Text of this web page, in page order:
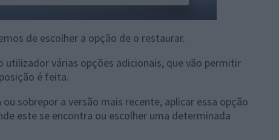
de escolher a opção de o restaurar.
utilizador várias opções adicionais, que vão permitir
é feita.
sobrepor a versão mais recente, aplicar essa opção
este se encontra ou escolher uma determinada